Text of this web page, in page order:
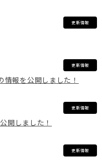
更新情報
更新情報
情報を公開しました！
更新情報
開しました！
更新情報